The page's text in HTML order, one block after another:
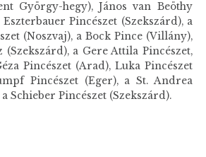
György-hegy), János van Beöthy
Eszterbauer Pincészet (Szekszárd), a
(Noszvaj), a Bock Pince (Villány),
(Szekszárd), a Gere Attila Pincészet,
Pincészet (Arad), Luka Pincészet
Pincészet (Eger), a St. Andrea
Schieber Pincészet (Szekszárd).